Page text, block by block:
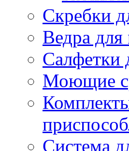
Скребки
Ведра
Салфетки
Моющие
Система